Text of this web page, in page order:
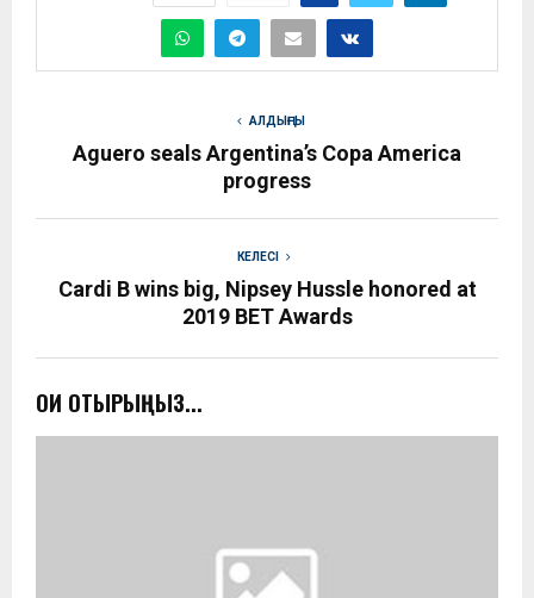
АЛДЫҢҒЫ
Aguero seals Argentina’s Copa America
progress
КЕЛЕСІ
Cardi B wins big, Nipsey Hussle honored at
2019 BET Awards
ОҚИ ОТЫРЫҢЫЗ...